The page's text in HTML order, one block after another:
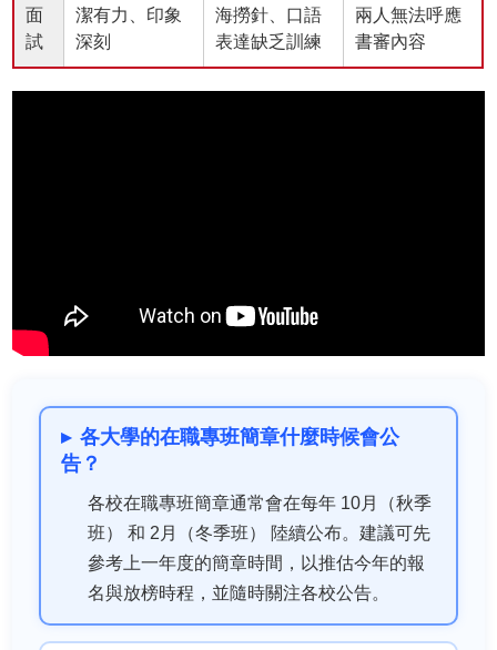
面
試
潔有力、印象
深刻
海撈針、口語
表達缺乏訓練
兩人無法呼應
書審內容
各大學的在職專班簡章什麼時候會公
告？
各校在職專班簡章通常會在每年 10月（秋季
班）
和 2月（冬季班）
陸續公布。建議可先
參考上一年度的簡章時間，以推估今年的報
名與放榜時程，並隨時關注各校公告。